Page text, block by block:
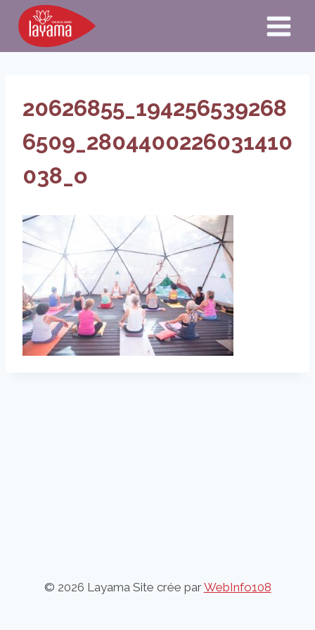
Aller
contenu
20626855_194256539268
6509_2804400226031410
038_o
© 2026 Layama Site crée parWebInfo108